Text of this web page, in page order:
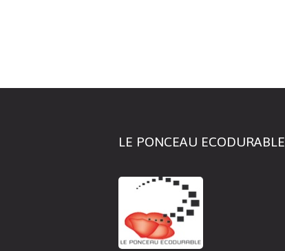
LE PONCEAU ECODURABLE